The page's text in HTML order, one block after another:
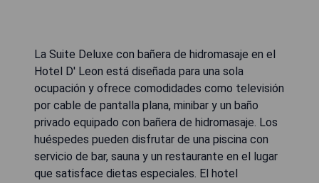
La Suite Deluxe con bañera de hidromasaje en el
Hotel D' Leon está diseñada para una sola
ocupación y ofrece comodidades como televisión
por cable de pantalla plana, minibar y un baño
privado equipado con bañera de hidromasaje. Los
huéspedes pueden disfrutar de una piscina con
servicio de bar, sauna y un restaurante en el lugar
que satisface dietas especiales. El hotel